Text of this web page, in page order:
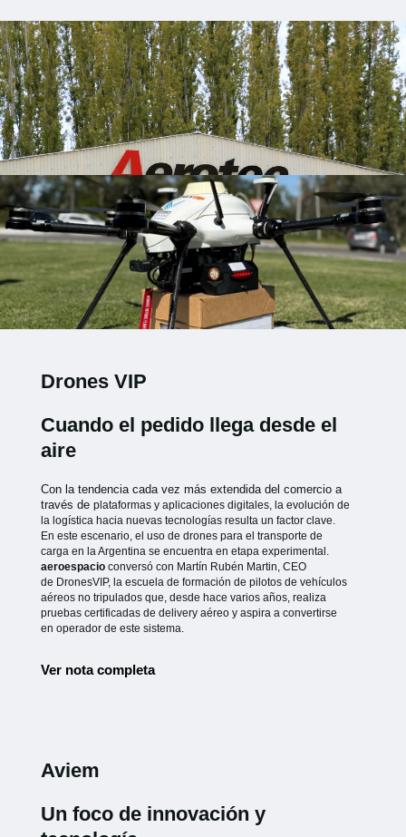
Drones VIP
Cuando el pedido llega desde el
aire
Con la tendencia cada vez más extendida del comercio a
través de plataformas y aplicaciones digitales, la evolución de
la logística hacia nuevas tecnologías resulta un factor clave.
En este escenario, el uso de drones para el transporte de
carga en la Argentina se encuentra en etapa experimental.
aeroespacioconversó con Martín Rubén Martin, CEO
de DronesVIP, la escuela de formación de pilotos de vehículos
aéreos no tripulados que, desde hace varios años, realiza
pruebas certificadas de delivery aéreo y aspira a convertirse
en operador de este sistema.
Ver nota completa
Aviem
Un foco de innovación y